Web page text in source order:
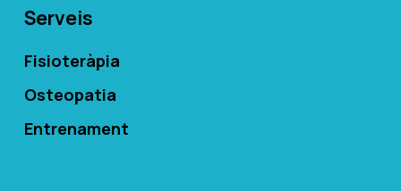
Serveis
Fisioteràpia
Osteopatia
Entrenament